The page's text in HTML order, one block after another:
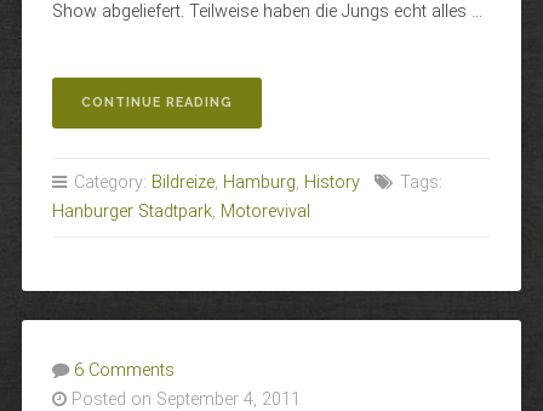
Show abgeliefert. Teilweise haben die Jungs echt alles …
CONTINUE READING
STADTPARK
Category: Bildreize, Hamburg, History
Tags:
Hanburger Stadtpark, Motorevival
6 Comments
Posted on September 4, 2011